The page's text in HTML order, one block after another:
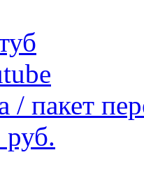
пакет
руб.